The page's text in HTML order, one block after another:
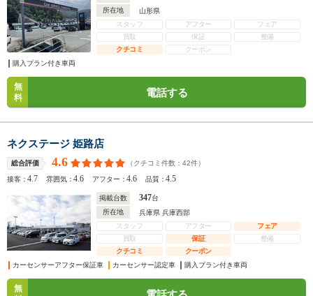
所在地
山形県
スタッフ
アフター
フェア
買取
保証
整備
クチコミ
クーポン
購入プラン付き車両
無
料
電話する
ネクステージ 姫路店
総合評価 4.6 （クチコミ件数： 42件）
接客：4.7 雰囲気：4.6 アフター：4.6 品質：4.5
掲載台数 347台
所在地
兵庫県 兵庫西部
スタッフ
アフター
フェア
買取
保証
整備
クチコミ
クーポン
カーセンサーアフター保証車
カーセンサー認定車 購入プラン付き車両
無